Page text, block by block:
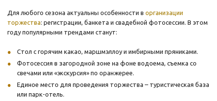
Для любого сезона актуальны особенности в организации
торжества: регистрации, банкета и свадебной фотосессии. В этом
году популярными трендами станут:
Стол с горячим какао, маршмэллоу и имбирными пряниками.
Фотосессия в загородной зоне на фоне водоема, съемка со
свечами или «экскурсия» по оранжерее.
Единое место для проведения торжества – туристическая база
или парк-отель.